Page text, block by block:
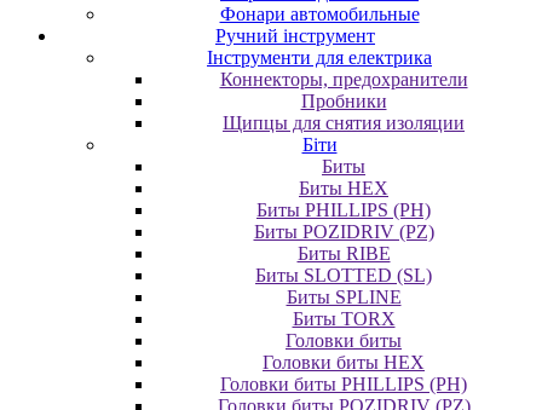
Фонари автомобильные
Ручний інструмент
Інструменти для електрика
Коннекторы, предохранители
Пробники
Щипцы для снятия изоляции
Біти
Биты
Биты HEX
Биты PHILLIPS (PH)
Биты POZIDRIV (PZ)
Биты RIBE
Биты SLOTTED (SL)
Биты SPLINE
Биты TORX
Головки биты
Головки биты HEX
Головки биты PHILLIPS (PH)
Головки биты POZIDRIV (PZ)